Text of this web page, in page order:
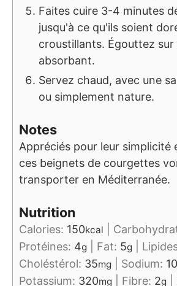
Faites cuire 3-4 minutes
jusqu'à ce qu'ils soient
croustillants. Égouttez sur
absorbant.
Servez chaud, avec une
ou simplement nature.
Notes
Appréciés pour leur simplicité
ces beignets de courgettes
transporter en Méditerranée.
Nutrition
Calories: 150kcal
Protéines: 4g Fat: 5g
Choléstérol: 35mg Sodium:
Potassium: 320mg Fibre: 2g